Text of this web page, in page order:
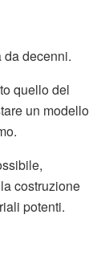
da decenni.
quello del
un modello
costruzione
potenti.